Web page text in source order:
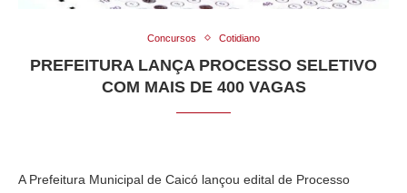
Concursos Cotidiano
PREFEITURA LANÇA PROCESSO SELETIVO
COM MAIS DE 400 VAGAS
A Prefeitura Municipal de Caicó lançou edital de Processo